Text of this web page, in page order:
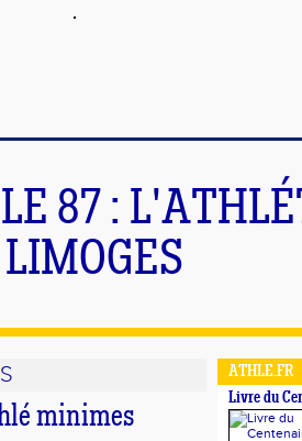
87 :
LIMOGES
minimes
ATHLE.FR
Livre du